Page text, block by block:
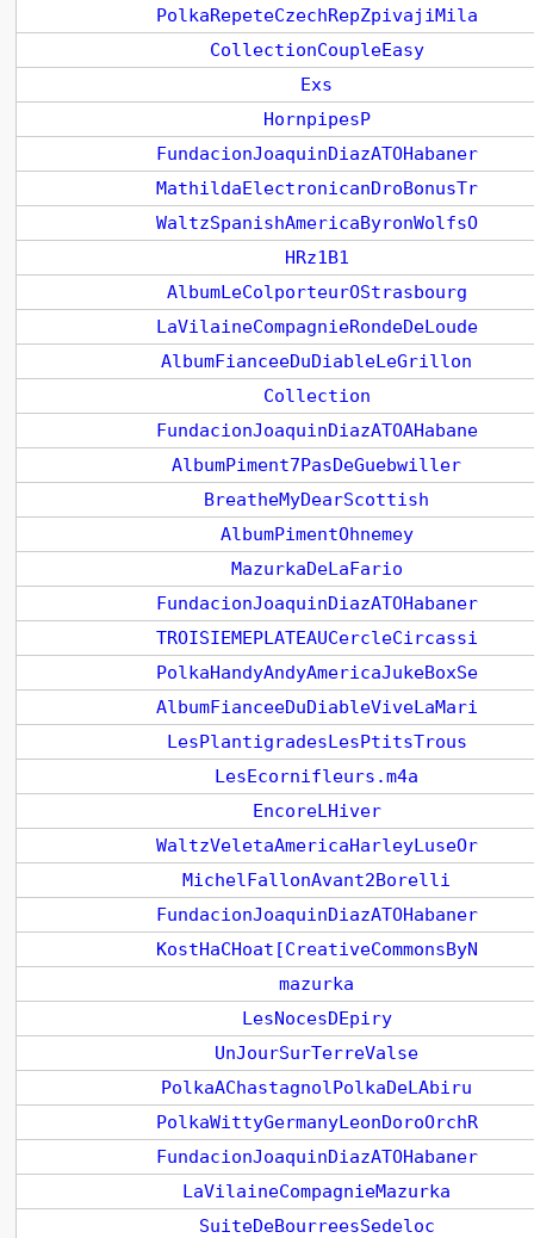
PolkaRepeteCzechRepZpivajiMila
CollectionCoupleEasy
Exs
HornpipesP
FundacionJoaquinDiazATOHabaner
MathildaElectronicanDroBonusTr
WaltzSpanishAmericaByronWolfsO
HRz1B1
AlbumLeColporteurOStrasbourg
LaVilaineCompagnieRondeDeLoude
AlbumFianceeDuDiableLeGrillon
Collection
FundacionJoaquinDiazATOAHabane
AlbumPiment7PasDeGuebwiller
BreatheMyDearScottish
AlbumPimentOhnemey
MazurkaDeLaFario
FundacionJoaquinDiazATOHabaner
TROISIEMEPLATEAUCercleCircassi
PolkaHandyAndyAmericaJukeBoxSe
AlbumFianceeDuDiableViveLaMari
LesPlantigradesLesPtitsTrous
LesEcornifleurs.m4a
EncoreLHiver
WaltzVeletaAmericaHarleyLuseOr
MichelFallonAvant2Borelli
FundacionJoaquinDiazATOHabaner
KostHaCHoat[CreativeCommonsByN
mazurka
LesNocesDEpiry
UnJourSurTerreValse
PolkaAChastagnolPolkaDeLAbiru
PolkaWittyGermanyLeonDoroOrchR
FundacionJoaquinDiazATOHabaner
LaVilaineCompagnieMazurka
SuiteDeBourreesSedeloc